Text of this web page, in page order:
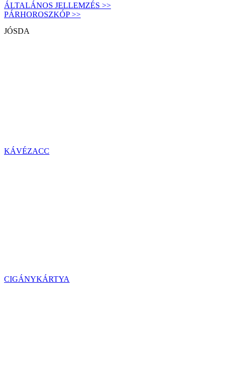
ÁLTALÁNOS JELLEMZÉS >>
PÁRHOROSZKÓP >>
JÓSDA
KÁVÉZACC
CIGÁNYKÁRTYA